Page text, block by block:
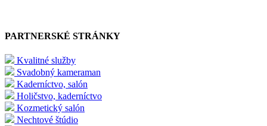
PARTNERSKÉ STRÁNKY
Kvalitné služby
Svadobný kameraman
Kaderníctvo, salón
Holičstvo, kaderníctvo
Kozmetický salón
Nechtové štúdio